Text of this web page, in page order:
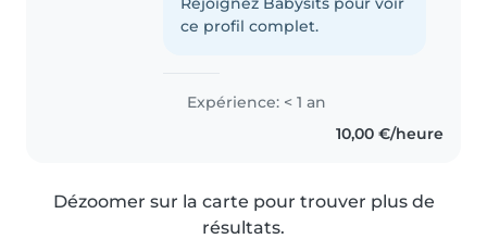
en classe de seconde, je suis
ce profil complet.
Expérience: < 1 an
10,00 €/heure
Dézoomer sur la carte pour trouver plus de
résultats.